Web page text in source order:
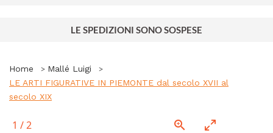
LE SPEDIZIONI SONO SOSPESE
Home
Mallé Luigi
LE ARTI FIGURATIVE IN PIEMONTE dal secolo XVII al
secolo XIX
1 /2